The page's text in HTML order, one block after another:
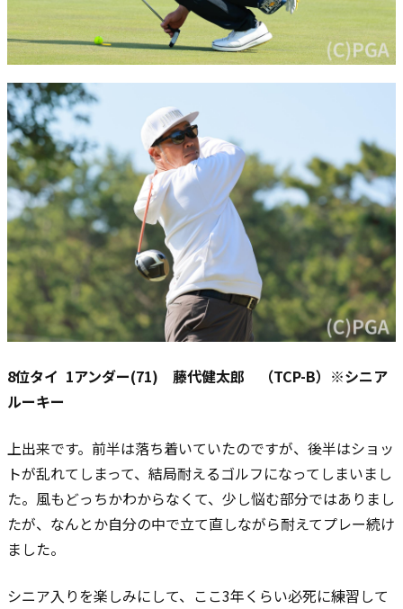
8位タイ 1アンダー(71) 藤代健太郎 （TCP-B）※シニア
ルーキー
上出来です。 前半は落ち着いていたのですが、後半はショッ
トが乱れてしまって、結局耐えるゴルフになってしまいまし
た。 風もどっちかわからなくて、少し悩む部分ではありまし
たが、なんとか自分の中で立て直しながら耐えてプレー続け
ました。
シニア入りを楽しみにして、ここ3年くらい必死に練習して